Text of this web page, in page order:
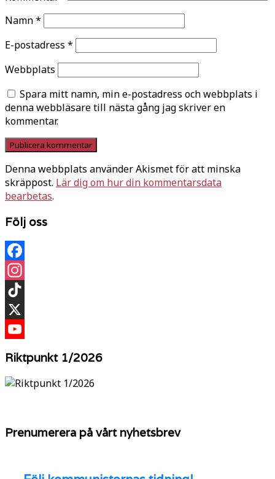
Namn*
E-postadress *
Webbplats
Spara mitt namn, min e-postadress och webbplats i
denna webbläsare till nästa gång jag skriver en
kommentar.
Denna webbplats använder Akismet för att minska
skräppost. Lär dig om hur din kommentarsdata
bearbetas.
Följ oss
Facebook
Instagram
TikTok
X
Riktpunkt 1/2026
Prenumerera på vårt nyhetsbrev